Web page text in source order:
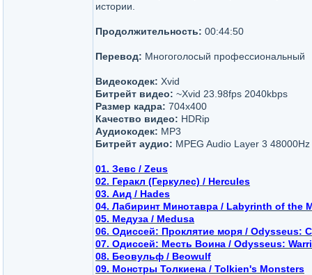
истории.
Продолжительность: 00:44:50
Перевод: Многоголосый профессиональный
Видеокодек: Xvid
Битрейт видео: ~Xvid 23.98fps 2040kbps
Размер кадра: 704x400
Качество видео: HDRip
Аудиокодек: MP3
Битрейт аудио: MPEG Audio Layer 3
01. Зевс / Zeus
02. Геракл (Геркулес) / Hercules
03. Аид / Hades
04. Лабиринт Минотавра / Labyrinth of the
05. Медуза / Medusa
06. Одиссей: Проклятие моря / Odysseus:
07. Одиссей: Месть Воина / Odysseus:
08. Беовульф / Beowulf
09. Монстры Толкиена / Tolkien's Monsters